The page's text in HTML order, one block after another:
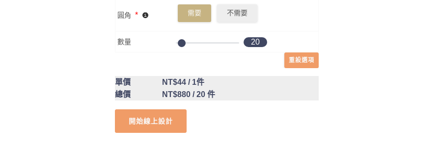
圓角 * 需要 不需要
數量 20
重設選項
單價 NT$44 / 1件
總價
NT$880 / 20 件
開始線上設計